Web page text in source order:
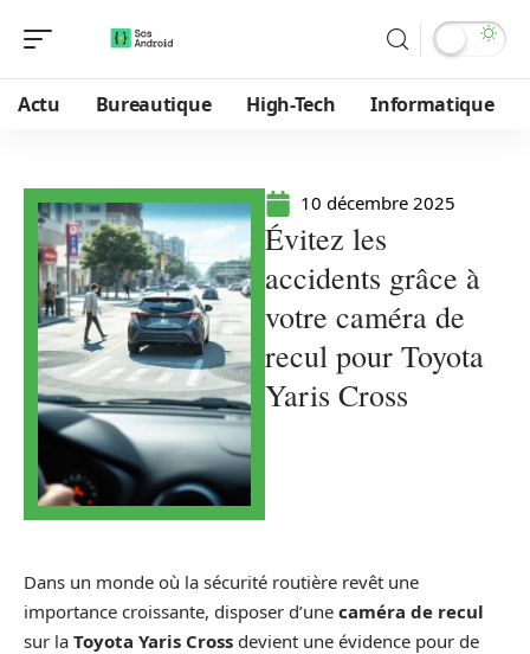
Actu Bureautique High-Tech Informatique
10 décembre 2025
Évitez les
accidents grâce à
votre caméra de
recul pour Toyota
Yaris Cross
Dans un monde où la sécurité routière revêt une
importance croissante, disposer d’une caméra de recul
sur la Toyota Yaris Cross devient une évidence pour de